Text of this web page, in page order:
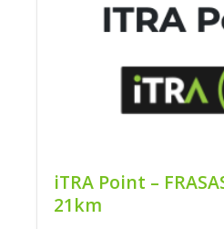
iTRA Point –
21km